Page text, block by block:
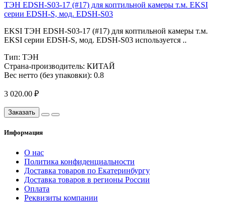
ТЭН EDSH-S03-17 (#17) для коптильной камеры т.м. EKSI
серии EDSH-S, мод. EDSH-S03
EKSI ТЭН EDSH-S03-17 (#17) для коптильной камеры т.м.
EKSI серии EDSH-S, мод. EDSH-S03 используется ..
Тип: ТЭН
Страна-производитель: КИТАЙ
Вес нетто (без упаковки): 0.8
3 020.00 ₽
Заказать
Информация
О нас
Политика конфиденциальности
Доставка товаров по Екатеринбургу
Доставка товаров в регионы России
Оплата
Реквизиты компании